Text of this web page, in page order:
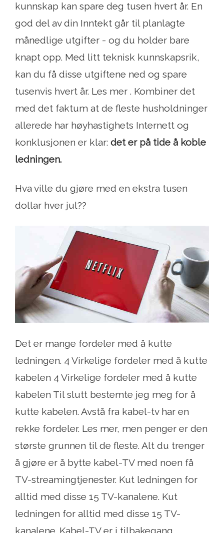
kunnskap kan spare deg tusen hvert år. En
god del av din Inntekt går til planlagte
månedlige utgifter - og du holder bare
knapt opp. Med litt teknisk kunnskapsrik,
kan du få disse utgiftene ned og spare
tusenvis hvert år. Les mer . Kombiner det
med det faktum at de fleste husholdninger
allerede har høyhastighets Internett og
konklusjonen er klar: det er på tide å koble
ledningen.
Hva ville du gjøre med en ekstra tusen
dollar hver jul??
Det er mange fordeler med å kutte
ledningen. 4 Virkelige fordeler med å kutte
kabelen 4 Virkelige fordeler med å kutte
kabelen Til slutt bestemte jeg meg for å
kutte kabelen. Avstå fra kabel-tv har en
rekke fordeler. Les mer, men penger er den
største grunnen til de fleste. Alt du trenger
å gjøre er å bytte kabel-TV med noen få
TV-streamingtjenester. Kut ledningen for
alltid med disse 15 TV-kanalene. Kut
ledningen for alltid med disse 15 TV-
kanalene. Kabel-TV er i tilbakegang,